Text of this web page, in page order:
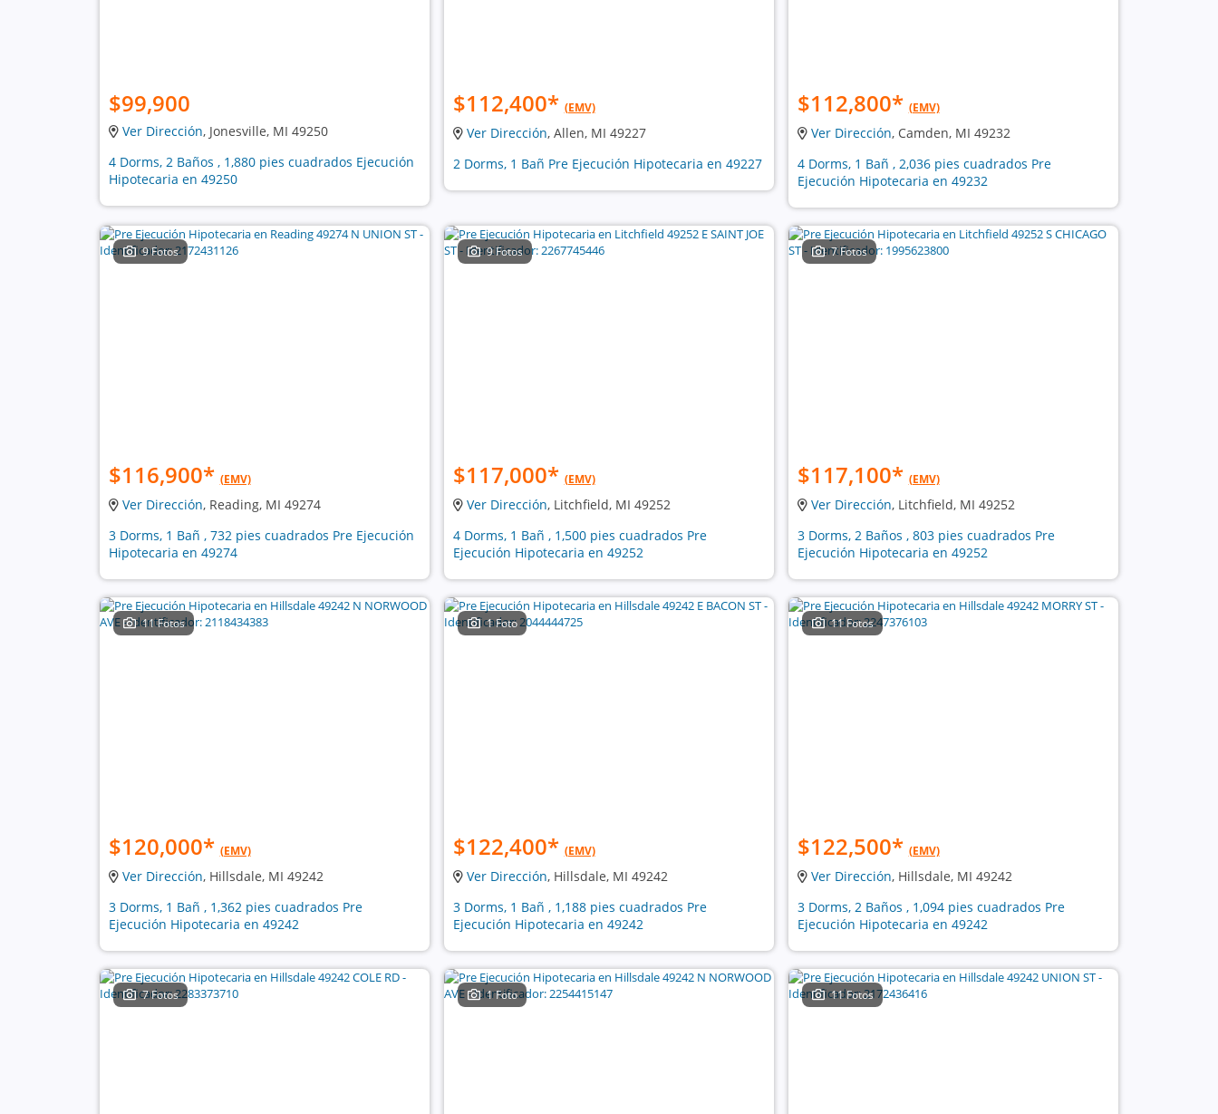
$99,900
Ver Dirección, Jonesville, MI 49250
4 Dorms, 2 Baños , 1,880 pies cuadrados Ejecución
Hipotecaria en 49250
$112,400* (EMV)
Ver Dirección, Allen, MI 49227
2 Dorms, 1 Bañ Pre Ejecución Hipotecaria en 49227
$112,800* (EMV)
Ver Dirección, Camden, MI 49232
4 Dorms, 1 Bañ , 2,036 pies cuadrados Pre
Ejecución Hipotecaria en 49232
9 Fotos
$116,900* (EMV)
Ver Dirección, Reading, MI 49274
3 Dorms, 1 Bañ , 732 pies cuadrados Pre Ejecución
Hipotecaria en 49274
9 Fotos
$117,000* (EMV)
Ver Dirección, Litchfield, MI 49252
4 Dorms, 1 Bañ , 1,500 pies cuadrados Pre
Ejecución Hipotecaria en 49252
7 Fotos
$117,100* (EMV)
Ver Dirección, Litchfield, MI 49252
3 Dorms, 2 Baños , 803 pies cuadrados Pre
Ejecución Hipotecaria en 49252
11 Fotos
$120,000* (EMV)
Ver Dirección, Hillsdale, MI 49242
3 Dorms, 1 Bañ , 1,362 pies cuadrados Pre
Ejecución Hipotecaria en 49242
1 Foto
$122,400* (EMV)
Ver Dirección, Hillsdale, MI 49242
3 Dorms, 1 Bañ , 1,188 pies cuadrados Pre
Ejecución Hipotecaria en 49242
11 Fotos
$122,500* (EMV)
Ver Dirección, Hillsdale, MI 49242
3 Dorms, 2 Baños , 1,094 pies cuadrados Pre
Ejecución Hipotecaria en 49242
7 Fotos 1 Foto 11 Fotos